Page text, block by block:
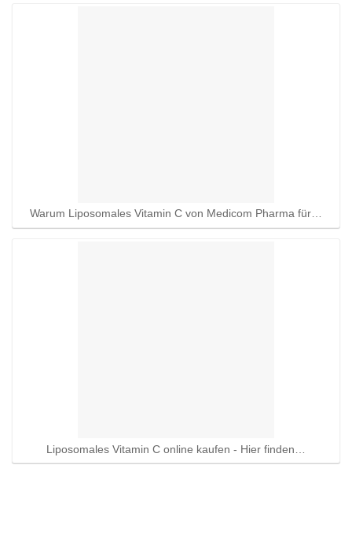
Warum Liposomales Vitamin C von Medicom Pharma für…
Liposomales Vitamin C online kaufen - Hier finden…